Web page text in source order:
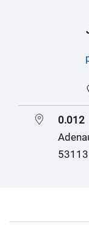
0.012